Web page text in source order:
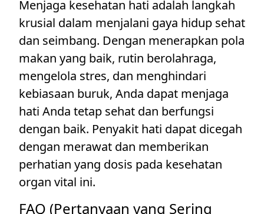
Menjaga kesehatan hati adalah langkah
krusial dalam menjalani gaya hidup sehat
dan seimbang. Dengan menerapkan pola
makan yang baik, rutin berolahraga,
mengelola stres, dan menghindari
kebiasaan buruk, Anda dapat menjaga
hati Anda tetap sehat dan berfungsi
dengan baik. Penyakit hati dapat dicegah
dengan merawat dan memberikan
perhatian yang dosis pada kesehatan
organ vital ini.
FAQ (Pertanyaan yang Sering